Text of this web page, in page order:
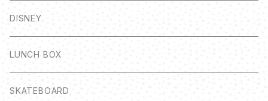
DISNEY
LUNCH BOX
SKATEBOARD